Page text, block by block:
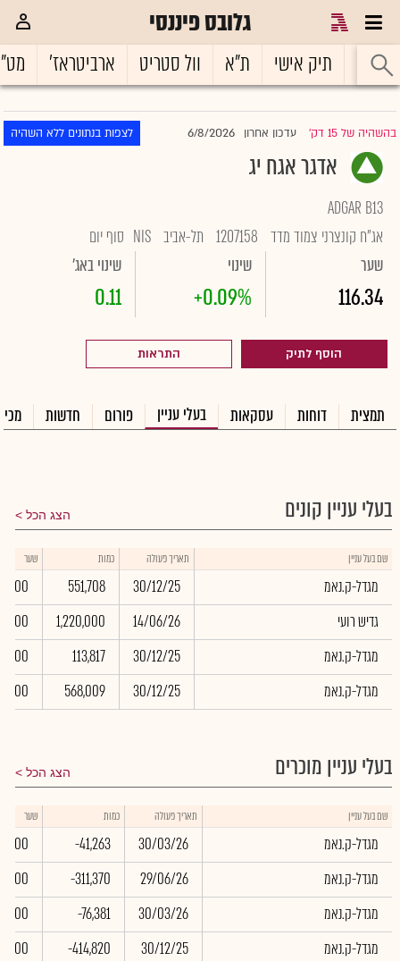
גלובס פיננסי
ראשי תיק אישי ת"א וול סטריט ארביטראז'
בהשהיה של 15 דק' |עדכון אחרון 6/8/2026 לצפות בנתונים ללא השהיה
אדגר אגח יג
ADGAR B13
אג"ח קונצרני צמוד מדד 1207158 תל-אביב NIS סוף יום
שער
116.34
שינוי
+0.09%
שינוי באג'
0.11
הוסף לתיק התראות
תמצית דוחות עסקאות בעלי עניין פורום חדשות
בעלי עניין קונים הצג הכל
שם בעל עניין תאריך פעולה כמות שער
מגדל-ק.נאמ 30/12/25
551,708
0.00
גדיש רועי
14/06/26
1,220,000
0.00
מגדל-ק.נאמ
30/12/25
113,817
0.00
מגדל-ק.נאמ
30/12/25
568,009
0.00
בעלי עניין מוכרים הצג הכל
שם בעל עניין תאריך פעולה כמות שער
מגדל-ק.נאמ 30/03/26
-41,263
0.00
מגדל-ק.נאמ
29/06/26
-311,370
0.00
מגדל-ק.נאמ
30/03/26
-76,381
0.00
מגדל-ק.נאמ
30/12/25
-414,820
0.00